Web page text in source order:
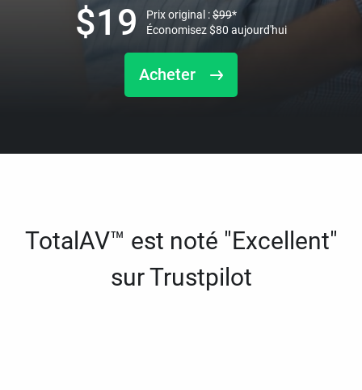
Acheter
$19 Prix original :$99*
Économisez$80 aujourd'hui
TotalAV™ est noté "Excellent"
sur Trustpilot